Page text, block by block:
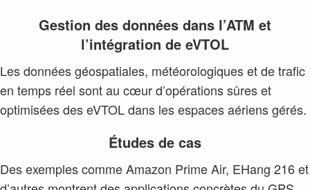
Gestion des données dans l’ATM et
l’intégration de eVTOL
Les données géospatiales, météorologiques et de trafic
en temps réel sont au cœur d’opérations sûres et
optimisées des eVTOL dans les espaces aériens gérés.
Études de cas
Des exemples comme Amazon Prime Air, EHang 216 et